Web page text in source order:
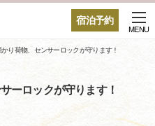
宿泊予約
MENU
かり荷物、センサーロックが守ります！
ーロックが守ります！